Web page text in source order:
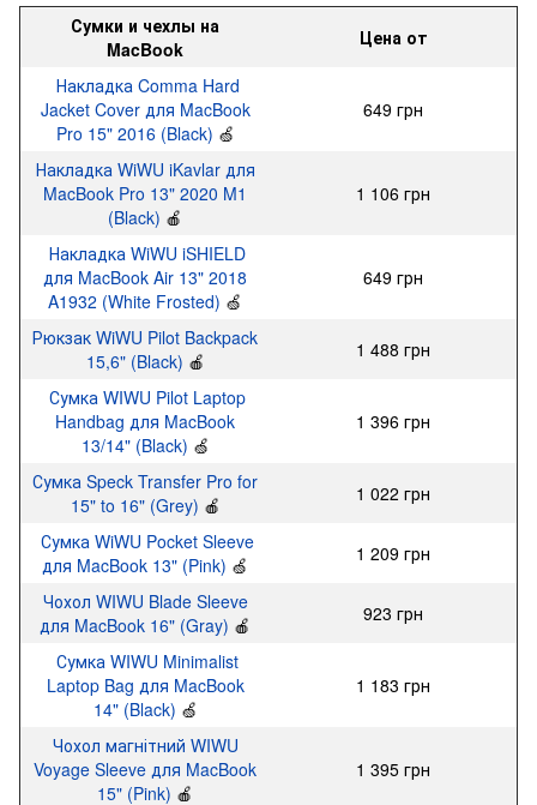
Сумки и чехлы на
MacBook
Цена от
Накладка Comma Hard
Jacket Cover для MacBook
Pro 15" 2016 (Black) 🍏
649 грн
Накладка WiWU iKavlar для
MacBook Pro 13" 2020 M1
(Black) 🍎
1 106 грн
Накладка WiWU iSHIELD
для MacBook Air 13" 2018
A1932 (White Frosted) 🍏
649 грн
Рюкзак WiWU Pilot Backpack
15,6" (Black) 🍎
1 488 грн
Сумка WIWU Pilot Laptop
Handbag для MacBook
13/14" (Black) 🍏
1 396 грн
Сумка Speck Transfer Pro for
15" to 16" (Grey) 🍎
1 022 грн
Сумка WiWU Pocket Sleeve
для MacBook 13" (Pink) 🍏
1 209 грн
Чохол WIWU Blade Sleeve
для MacBook 16" (Gray) 🍎
923 грн
Сумка WIWU Minimalist
Laptop Bag для MacBook
14" (Black) 🍏
1 183 грн
Чохол магнітний WIWU
Voyage Sleeve для MacBook
15" (Pink) 🍎
1 395 грн